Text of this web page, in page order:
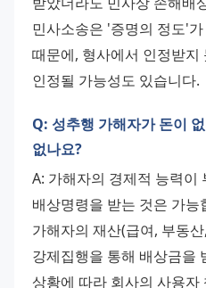
민사소송은 '증명의 정도'
때문에, 형사에서 인정받
인정될 가능성도 있습니다.
Q: 성추행 가해자가 돈이
없나요?
A: 가해자의 경제적 능력이
배상명령을 받는 것은 가
가해자의 재산(급여, 부동
강제집행을 통해 배상금을
상황에 따라 회사의 사용